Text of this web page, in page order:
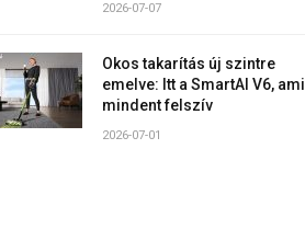
2026-07-07
Okos takarítás új szintre
emelve: Itt a SmartAI V6, ami
mindent felszív
2026-07-01